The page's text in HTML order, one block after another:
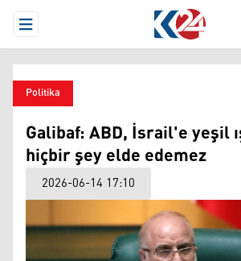
Open Menu
Politika
Galibaf: ABD, İsrail'e yeşil
hiçbir şey elde edemez
2026-06-14 17:10